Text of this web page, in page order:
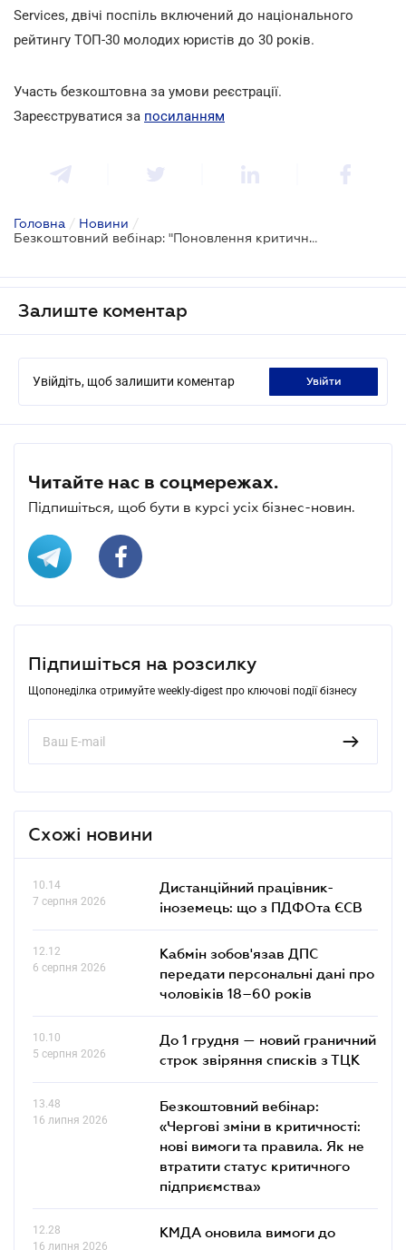
Services, двічі поспіль включений до національного
рейтингу ТОП-30 молодих юристів до 30 років.
Участь безкоштовна за умови реєстрації.
Зареєструватися за посиланням
Головна / Новини /
Безкоштовний вебінар: "Поновлення критичності. Як не втратити бронювання. Чи обов'язково проходити ВЛК для повторного бронювання?"
Залиште коментар
Увійдіть, щоб залишити коментар увійти
Читайте нас в соцмережах.
Підпишіться, щоб бути в курсі усіх бізнес-новин.
Підпишіться на розсилку
Щопонеділка отримуйте weekly-digest про ключові події бізнесу
Схожі новини
10.14
7 серпня 2026
Дистанційний працівник-
іноземець: що з ПДФОта ЄСВ
12.12
6 серпня 2026
Кабмін зобов'язав ДПС
передати персональні дані про
чоловіків 18–60 років
10.10
5 серпня 2026
До 1 грудня — новий граничний
строк звіряння списків з ТЦК
13.48
16 липня 2026
Безкоштовний вебінар:
«Чергові зміни в критичності:
нові вимоги та правила. Як не
втратити статус критичного
підприємства»
12.28
16 липня 2026
КМДА оновила вимоги до